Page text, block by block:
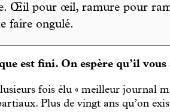
Œil pour œil, ramure pour
faire ongulé.
est fini. On espère qu’il vous
fois élu « meilleur journal
Plus de vingt ans qu’on